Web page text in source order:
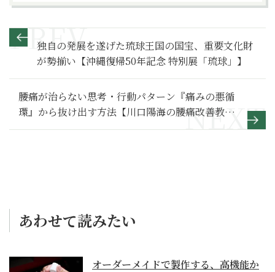
独自の発展を遂げた琉球王国の国宝、重要文化財
が勢揃い【沖縄復帰50年記念 特別展「琉球」】
腰痛が治らない思考・行動パターン『痛みの悪循
環』から抜け出す方法【川口陽海の腰痛改善教室
第89回】
あわせて読みたい
オーダーメイドで製作する、高機能か